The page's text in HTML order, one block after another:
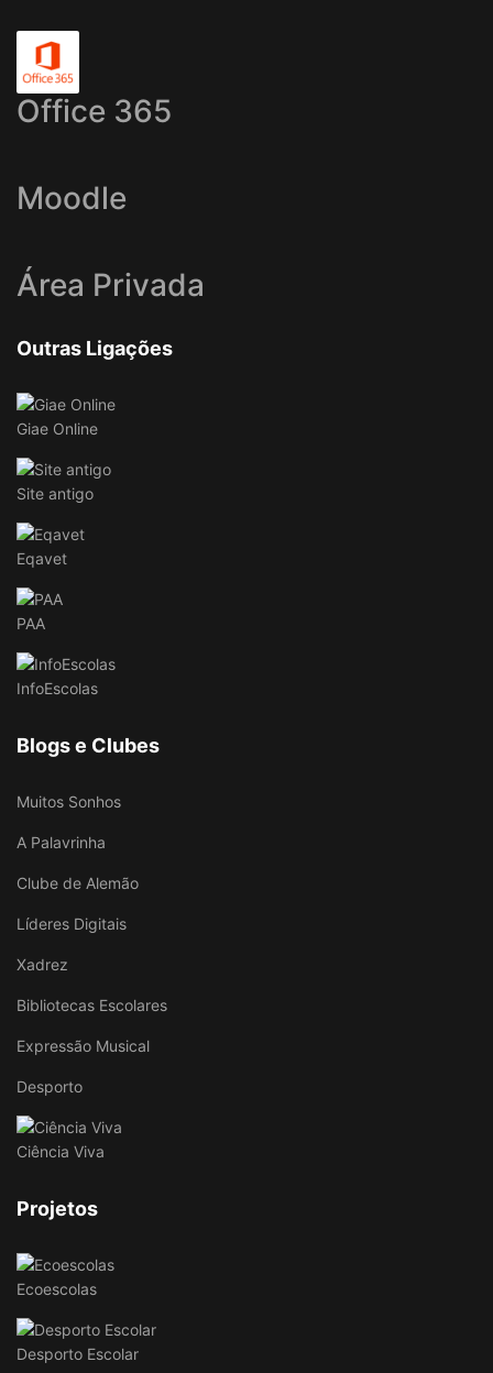
Office 365
Moodle
Área Privada
Outras Ligações
Giae Online
Site antigo
Eqavet
PAA
InfoEscolas
Blogs e Clubes
Muitos Sonhos
A Palavrinha
Clube de Alemão
Líderes Digitais
Xadrez
Bibliotecas Escolares
Expressão Musical
Desporto
Ciência Viva
Projetos
Ecoescolas
Desporto Escolar